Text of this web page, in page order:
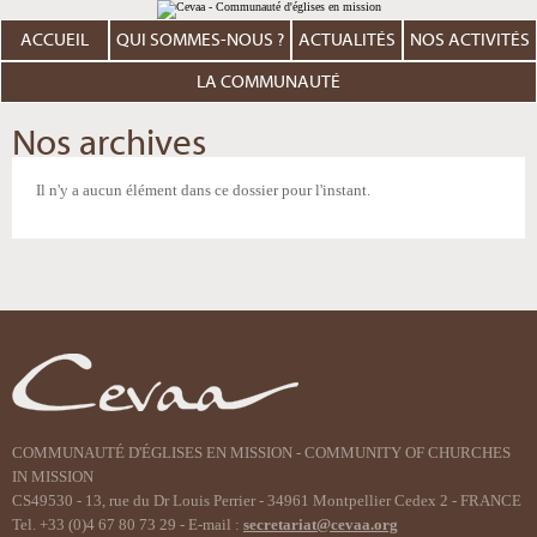
au
contenu.
Aller
personnels
ACCUEIL QUI SOMMES-NOUS ? ACTUALITÉS NOS ACTIVITÉS
LA COMMUNAUTÉ
Nos archives
Il n'y a aucun élément dans ce dossier pour l'instant.
COMMUNAUTÉ D'ÉGLISES EN MISSION - COMMUNITY OF CHURCHES
IN MISSION
CS49530 - 13, rue du Dr Louis Perrier - 34961 Montpellier Cedex 2 - FRANCE
Tel. +33 (0)4 67 80 73 29 - E-mail : secretariat@cevaa.org